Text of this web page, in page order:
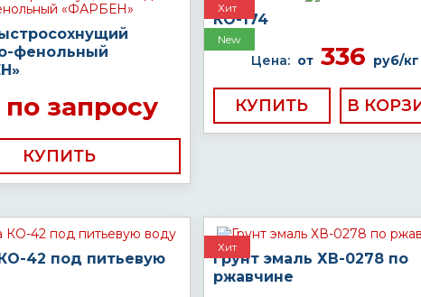
фенольный
запросу
КУПИТЬ
Хит
New
КО-174
Цена: от 336 руб/кг
КУПИТЬ
42 под питьевую
Хит
Грунт эмаль ХВ-0278 по
ржавчине